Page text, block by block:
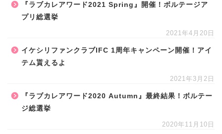
『ラブカレアワード2021 Spring』開催！ボルテージア
プリ総選挙
2021年4月20日
イケシリファンクラブIFC 1周年キャンペーン開催！アイ
テム貰えるよ
2021年3月2日
『ラブカレアワード2020 Autumn』最終結果！ボルテー
ジ総選挙
2020年11月10日